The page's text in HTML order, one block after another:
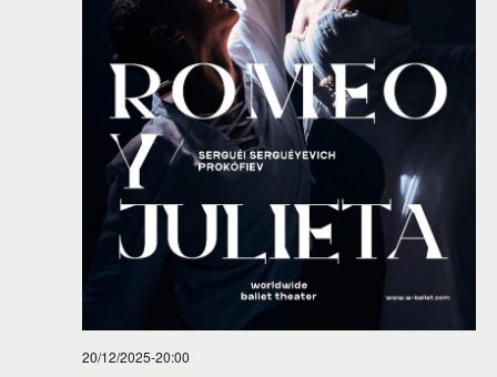
20/12/2025-20:00